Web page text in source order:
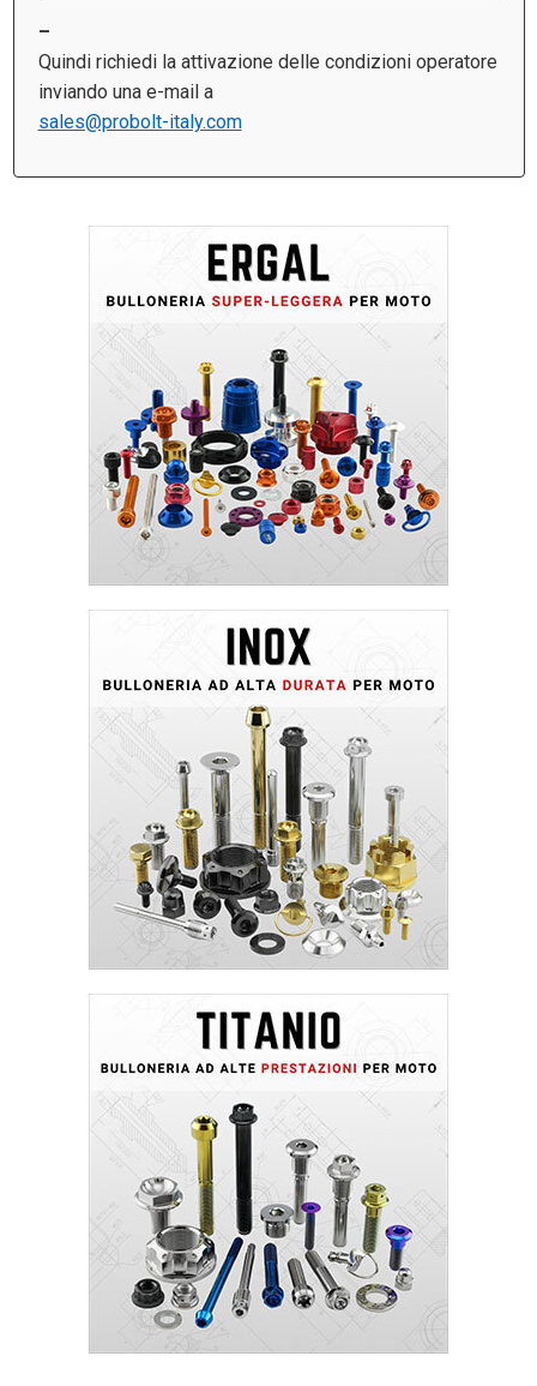
Quindi richiedi la attivazione delle condizioni operatore
inviando una e-mail a
sales@probolt-italy.com